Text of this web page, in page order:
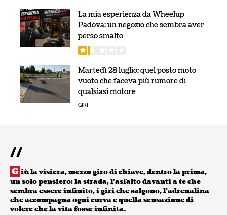
La mia esperienza da Wheelup
Padova: un negozio che sembra aver
perso smalto
Martedì 28 luglio: quel posto moto
vuoto che faceva più rumore di
qualsiasi motore
GIRI
//
G iù la visiera, mezzo giro di chiave, dentro la prima,
un solo pensiero: la strada, l’asfalto davanti a te che
sembra essere infinito, i giri che salgono, l’adrenalina
che accompagna ogni curva e quella sensazione di
volere che la vita fosse infinita.